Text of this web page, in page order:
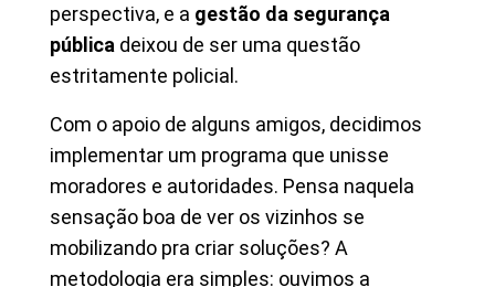
perspectiva, e a gestão da segurança
pública deixou de ser uma questão
estritamente policial.
Com o apoio de alguns amigos, decidimos
implementar um programa que unisse
moradores e autoridades. Pensa naquela
sensação boa de ver os vizinhos se
mobilizando pra criar soluções? A
metodologia era simples: ouvimos a